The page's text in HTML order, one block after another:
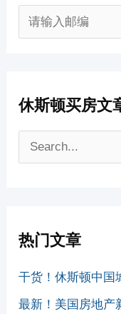
休斯顿买房文
热门文章
干货！休斯顿中国
最新！美国房地产